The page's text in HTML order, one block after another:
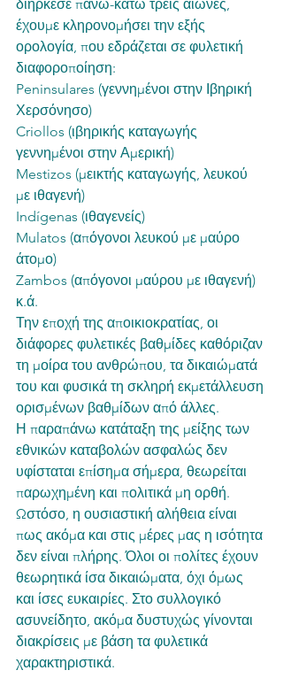
διήρκεσε πάνω-κάτω τρεις αιώνες,
έχουμε κληρονομήσει την εξής
ορολογία, που εδράζεται σε φυλετική
διαφοροποίηση:
Peninsulares (γεννημένοι στην Ιβηρική
Χερσόνησο)
Criollos (ιβηρικής καταγωγής
γεννημένοι στην Αμερική)
Mestizos (μεικτής καταγωγής, λευκού
με ιθαγενή)
Indígenas (ιθαγενείς)
Mulatos (απόγονοι λευκού με μαύρο
άτομο)
Zambos (απόγονοι μαύρου με ιθαγενή)
κ.ά.
Την εποχή της αποικιοκρατίας, οι
διάφορες φυλετικές βαθμίδες καθόριζαν
τη μοίρα του ανθρώπου, τα δικαιώματά
του και φυσικά τη σκληρή εκμετάλλευση
ορισμένων βαθμίδων από άλλες.
Η παραπάνω κατάταξη της μείξης των
εθνικών καταβολών ασφαλώς δεν
υφίσταται επίσημα σήμερα, θεωρείται
παρωχημένη και πολιτικά μη ορθή.
Ωστόσο, η ουσιαστική αλήθεια είναι
πως ακόμα και στις μέρες μας η ισότητα
δεν είναι πλήρης. Όλοι οι πολίτες έχουν
θεωρητικά ίσα δικαιώματα, όχι όμως
και ίσες ευκαιρίες. Στο συλλογικό
ασυνείδητο, ακόμα δυστυχώς γίνονται
διακρίσεις με βάση τα φυλετικά
χαρακτηριστικά.